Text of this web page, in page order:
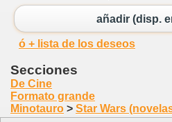
añadir (disp.
ó + lista de los deseos
Secciones
De Cine
Formato grande
Minotauro > Star Wars